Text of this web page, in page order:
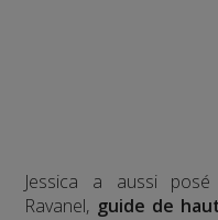
Jessica a aussi
Ravanel, guide de